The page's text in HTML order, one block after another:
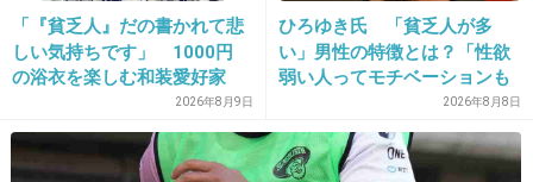
靴下がとか、それは潔癖ではなく性格が悪いと
いいます。
-12
「『貧乏人』だの書かれて悲
しい気持ちです」 1000円
の浴衣を楽しむ和装愛好家
涼やかな着こなしに寄せられ
た心ない声
2026年8月9日
ひろゆき氏 「貧乏人が多
い」男性の特徴とは？「性欲
弱い人ってモチベーションも
低いので貧乏人多い」2026年8月8日